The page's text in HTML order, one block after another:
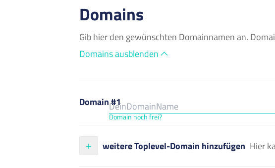
Domains
Gib hier den gewünschten Domainnamen an.
Domains ausblenden
Domain #1
Domain noch frei?
weitere Toplevel-Domain hinzufügen Hier